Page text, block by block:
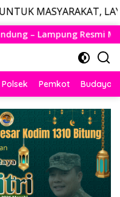
LAYANAN
Husein Kembali
Polsek Pemkot Budaya